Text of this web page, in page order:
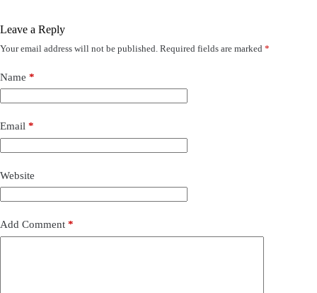
Leave a Reply
Your email address will not be published. Required fields are marked *
Name *
Email *
Website
Add Comment *